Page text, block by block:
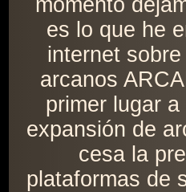
momento
es lo que he
internet
arcanos
primer lugar a
expansión de
cesa la
plataformas de